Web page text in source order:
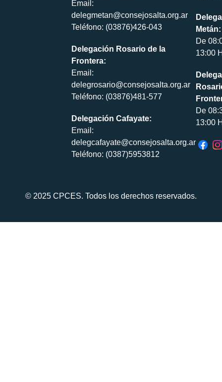
Email:
delegmetan@consejosalta.org.ar
Teléfono: (03876)426-043
Delegación Rosario de la
Frontera:
Email:
delegrosario@consejosalta.org.ar
Teléfono: (03876)481-577
Delegación Cafayate:
Email:
delegcafayate@consejosalta.org.ar
Teléfono: (0387)5953812
Metán:
De
13:00
De
13:00
© 2025 CPCES. Todos los derechos reservados.